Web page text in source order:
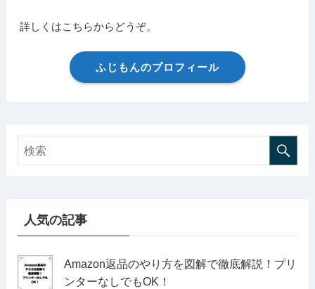
詳しくはこちらからどうぞ。
ふじもんのプロフィール
人気の記事
Amazon返品のやり方を図解で徹底解説！プリ
ンターなしでもOK！